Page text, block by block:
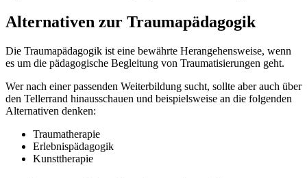
Alternativen zur Traumapädagogik
Die Traumapädagogik ist eine bewährte Herangehensweise, wenn
es um die pädagogische Begleitung von Traumatisierungen geht.
Wer nach einer passenden Weiterbildung sucht, sollte aber auch über
den Tellerrand hinausschauen und beispielsweise an die folgenden
Alternativen denken:
Traumatherapie
Erlebnispädagogik
Kunsttherapie